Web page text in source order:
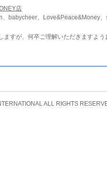
店
、babycheer、Love&Peace&Money
すが、何卒ご理解いただきますよう